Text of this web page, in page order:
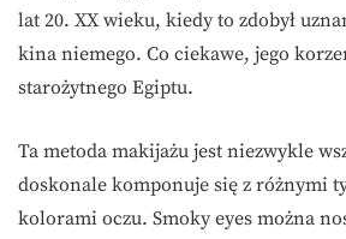
lat 20. XX wieku, kiedy to zdobył
kina niemego. Co ciekawe, jego
starożytnego Egiptu.
Ta metoda makijażu jest niezwykle
doskonale komponuje się z różnymi
kolorami oczu. Smoky eyes można